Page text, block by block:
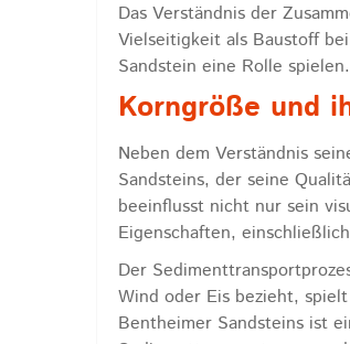
Das Verständnis der
Vielseitigkeit als Baustoff
Sandstein eine Rolle spielen.
Korngröße und
Neben dem Verständnis
Sandsteins, der seine
beeinflusst nicht nur sein
Eigenschaften,
Der
Wind oder Eis bezieht,
Bentheimer Sandsteins ist